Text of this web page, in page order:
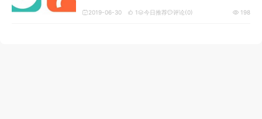
 2019-06-30  1  198
今日推荐评论(0)